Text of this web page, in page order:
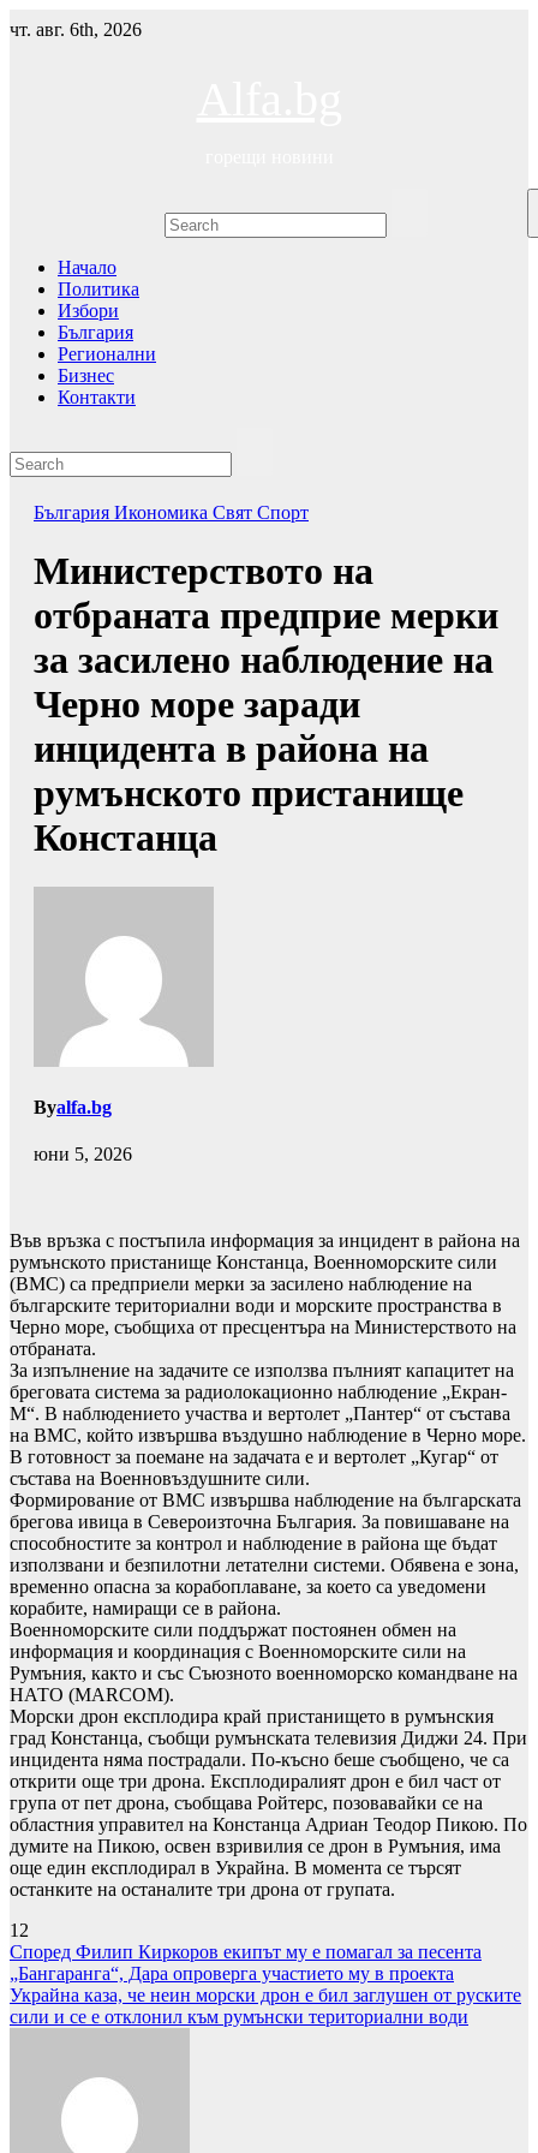
to
чт. авг. 6th, 2026
Начало
Политика
Избори
България
Регионални
Бизнес
Контакти
България Икономика Свят Спорт
Министерството на
отбраната предприе мерки
за засилено наблюдение на
Черно море заради
инцидента в района на
румънското пристанище
Констанца
Byalfa.bg
юни 5, 2026
Във връзка с постъпила информация за инцидент в района на
румънското пристанище Констанца, Военноморските сили
(ВМС) са предприели мерки за засилено наблюдение на
българските териториални води и морските пространства в
Черно море, съобщиха от пресцентъра на Министерството на
отбраната.
За изпълнение на задачите се използва пълният капацитет на
бреговата система за радиолокационно наблюдение „Екран-
М“. В наблюдението участва и вертолет „Пантер“ от състава
на ВМС, който извършва въздушно наблюдение в Черно море.
В готовност за поемане на задачата е и вертолет „Кугар“ от
състава на Военновъздушните сили.
Формирование от ВМС извършва наблюдение на българската
брегова ивица в Североизточна България. За повишаване на
способностите за контрол и наблюдение в района ще бъдат
използвани и безпилотни летателни системи. Обявена е зона,
временно опасна за корабоплаване, за което са уведомени
корабите, намиращи се в района.
Военноморските сили поддържат постоянен обмен на
информация и координация с Военноморските сили на
Румъния, както и със Съюзното военноморско командване на
НАТО (MARCOM).
Морски дрон експлодира край пристанището в румънския
град Констанца, съобщи румънската телевизия Диджи 24. При
инцидента няма пострадали. По-късно беше съобщено, че са
открити още три дрона. Експлодиралият дрон е бил част от
група от пет дрона, съобщава Ройтерс, позовавайки се на
областния управител на Констанца Адриан Теодор Пикою. По
думите на Пикою, освен взривилия се дрон в Румъния, има
още един експлодирал в Украйна. В момента се търсят
останките на останалите три дрона от групата.
12
Навигация
Според Филип Киркоров екипът му е помагал за песента
„Бангаранга“, Дара опроверга участието му в проекта
Украйна каза, че неин морски дрон е бил заглушен от руските
сили и се е отклонил към румънски териториални води